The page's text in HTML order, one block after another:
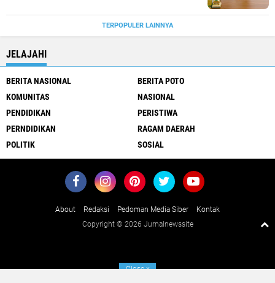
TERPOPULER LAINNYA
JELAJAHI
BERITA NASIONAL
BERITA POTO
KOMUNITAS
NASIONAL
PENDIDIKAN
PERISTIWA
PERNDIDIKAN
RAGAM DAERAH
POLITIK
SOSIAL
About Redaksi Pedoman Media Siber
Kontak
Copyright © 2026 Jurnalnewssite
Closex